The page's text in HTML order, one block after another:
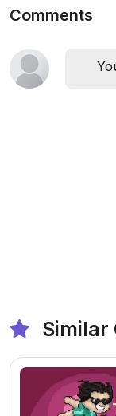
Comments
Similar